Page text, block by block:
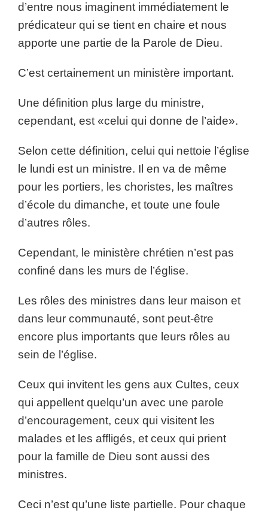
d’entre nous imaginent immédiatement le
prédicateur qui se tient en chaire et nous
apporte une partie de la Parole de Dieu.
C’est certainement un ministère important.
Une définition plus large du ministre,
cependant, est «celui qui donne de l’aide».
Selon cette définition, celui qui nettoie l’église
le lundi est un ministre. Il en va de même
pour les portiers, les choristes, les maîtres
d’école du dimanche, et toute une foule
d’autres rôles.
Cependant, le ministère chrétien n’est pas
confiné dans les murs de l’église.
Les rôles des ministres dans leur maison et
dans leur communauté, sont peut-être
encore plus importants que leurs rôles au
sein de l’église.
Ceux qui invitent les gens aux Cultes, ceux
qui appellent quelqu’un avec une parole
d’encouragement, ceux qui visitent les
malades et les affligés, et ceux qui prient
pour la famille de Dieu sont aussi des
ministres.
Ceci n’est qu’une liste partielle. Pour chaque